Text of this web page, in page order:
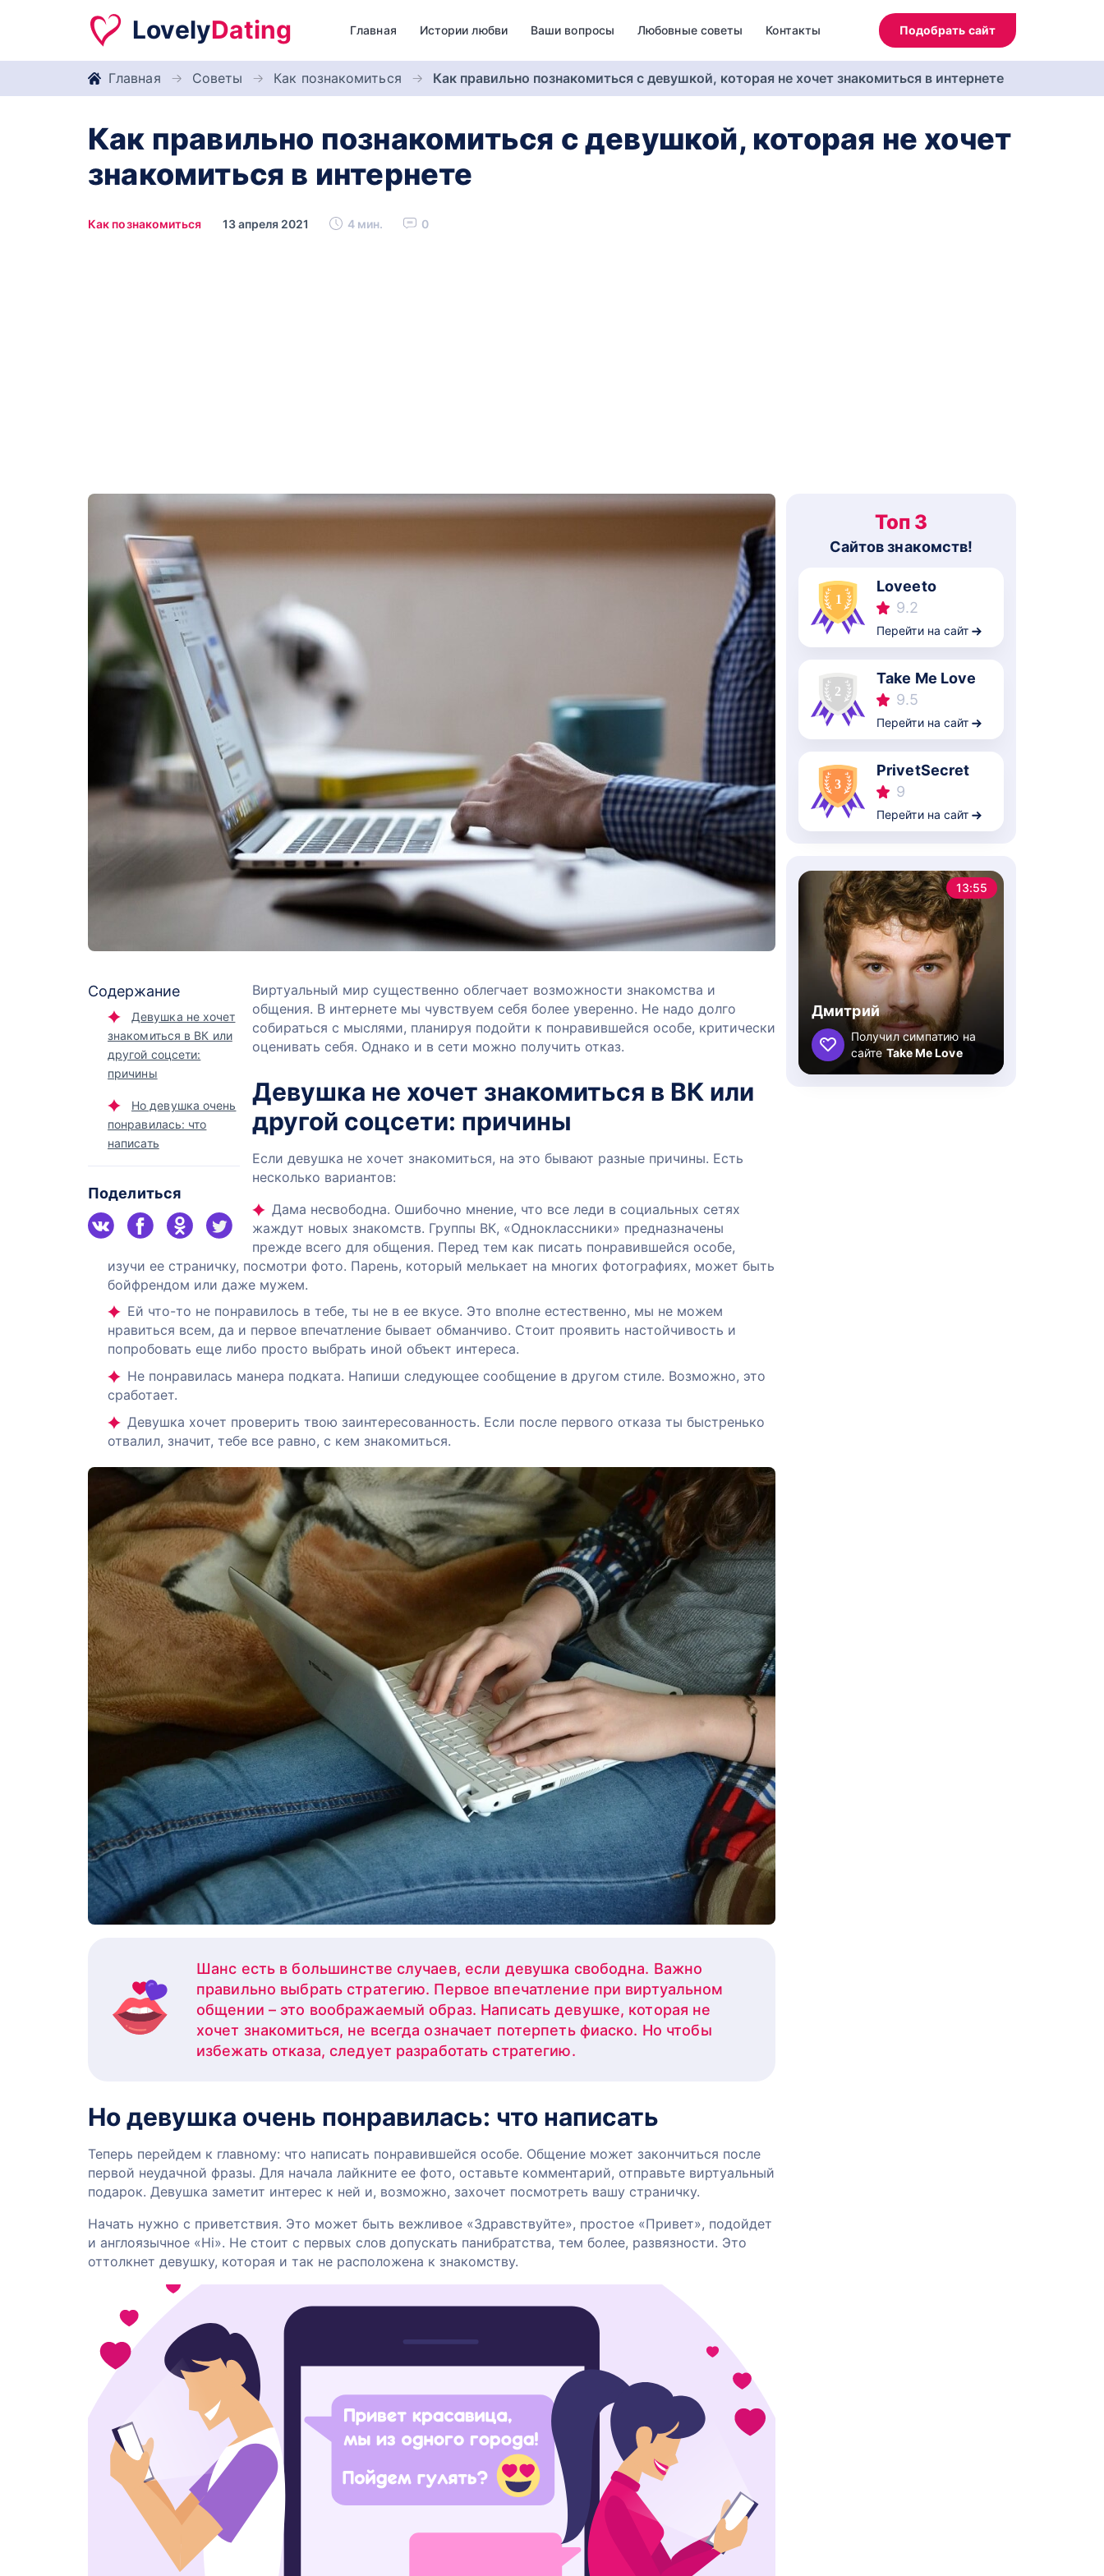
LovelyDating Главная Истории любви Ваши вопросы Любовные советы Контакты Подобрать сайт
Главная Советы Как познакомиться Как правильно познакомиться с девушкой, которая не хочет знакомиться в интернете
Как правильно познакомиться с девушкой, которая не хочет
знакомиться в интернете
Как познакомиться 13 апреля 2021 4 мин. 0
Содержание
Девушка не хочет
знакомиться в ВК или
другой соцсети:
причины
Но девушка очень
понравилась: что
написать
Поделиться
Виртуальный мир существенно облегчает возможности знакомства и
общения. В интернете мы чувствуем себя более уверенно. Не надо долго
собираться с мыслями, планируя подойти к понравившейся особе, критически
оценивать себя. Однако и в сети можно получить отказ.
Девушка не хочет знакомиться в ВК или
другой соцсети: причины
Если девушка не хочет знакомиться, на это бывают разные причины. Есть
несколько вариантов:
Дама несвободна. Ошибочно мнение, что все леди в социальных сетях
жаждут новых знакомств. Группы ВК, «Одноклассники» предназначены
прежде всего для общения. Перед тем как писать понравившейся особе,
изучи ее страничку, посмотри фото. Парень, который мелькает на многих фотографиях, может быть
бойфрендом или даже мужем.
Ей что-то не понравилось в тебе, ты не в ее вкусе. Это вполне естественно, мы не можем
нравиться всем, да и первое впечатление бывает обманчиво. Стоит проявить настойчивость и
попробовать еще либо просто выбрать иной объект интереса.
Не понравилась манера подката. Напиши следующее сообщение в другом стиле. Возможно, это
сработает.
Девушка хочет проверить твою заинтересованность. Если после первого отказа ты быстренько
отвалил, значит, тебе все равно, с кем знакомиться.
Шанс есть в большинстве случаев, если девушка свободна. Важно
правильно выбрать стратегию. Первое впечатление при виртуальном
общении – это воображаемый образ. Написать девушке, которая не
хочет знакомиться, не всегда означает потерпеть фиаско. Но чтобы
избежать отказа, следует разработать стратегию.
Но девушка очень понравилась: что написать
Теперь перейдем к главному: что написать понравившейся особе. Общение может закончиться после
первой неудачной фразы. Для начала лайкните ее фото, оставьте комментарий, отправьте виртуальный
подарок. Девушка заметит интерес к ней и, возможно, захочет посмотреть вашу страничку.
Начать нужно с приветствия. Это может быть вежливое «Здравствуйте», простое «Привет», подойдет
и англоязычное «Hi». Не стоит с первых слов допускать панибратства, тем более, развязности. Это
оттолкнет девушку, которая и так не расположена к знакомству.
Топ 3
Cайтов знакомств!
Loveeto
9.2
Перейти на сайт
Take Me Love
9.5
Перейти на сайт
PrivetSecret
9
Перейти на сайт
13:55
Дмитрий
Получил симпатию на
сайтеTake Me Love